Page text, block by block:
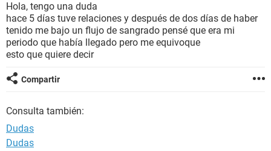
BIENESTAR
SEXUALIDAD
GLOSARIO
Hola, tengo una duda
hace 5 días tuve relaciones y después de dos días de haber
tenido me bajo un flujo de sangrado pensé que era mi
periodo que había llegado pero me equivoque
esto que quiere decir
Compartir
Consulta también:
Dudas
Dudas